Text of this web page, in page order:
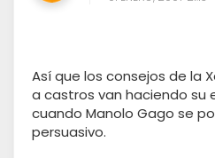
Así que los consejos de la
a castros van haciendo su
cuando Manolo Gago se
persuasivo.